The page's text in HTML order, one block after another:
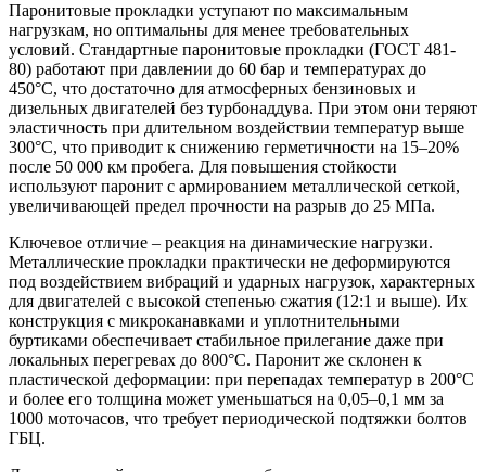
Паронитовые прокладки уступают по максимальным
нагрузкам, но оптимальны для менее требовательных
условий. Стандартные паронитовые прокладки (ГОСТ 481-
80) работают при давлении до 60 бар и температурах до
450°C, что достаточно для атмосферных бензиновых и
дизельных двигателей без турбонаддува. При этом они теряют
эластичность при длительном воздействии температур выше
300°C, что приводит к снижению герметичности на 15–20%
после 50 000 км пробега. Для повышения стойкости
используют паронит с армированием металлической сеткой,
увеличивающей предел прочности на разрыв до 25 МПа.
Ключевое отличие – реакция на динамические нагрузки.
Металлические прокладки практически не деформируются
под воздействием вибраций и ударных нагрузок, характерных
для двигателей с высокой степенью сжатия (12:1 и выше). Их
конструкция с микроканавками и уплотнительными
буртиками обеспечивает стабильное прилегание даже при
локальных перегревах до 800°C. Паронит же склонен к
пластической деформации: при перепадах температур в 200°C
и более его толщина может уменьшаться на 0,05–0,1 мм за
1000 моточасов, что требует периодической подтяжки болтов
ГБЦ.